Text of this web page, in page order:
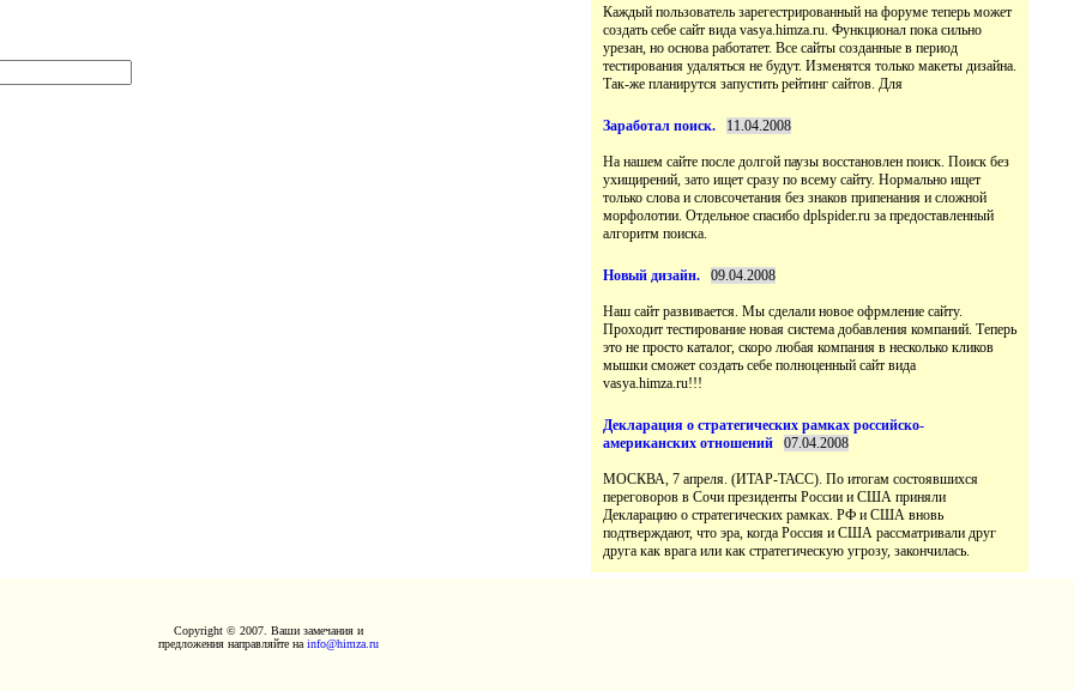
Каждый пользователь зарегестрированный на форуме теперь может
создать себе сайт вида vasya.himza.ru. Функционал пока сильно
урезан, но основа работатет. Все сайты созданные в период
тестирования удаляться не будут. Изменятся только макеты дизайна.
На нашем сайте после долгой паузы восстановлен поиск. Поиск без
ухищирений, зато ищет сразу по всему сайту. Нормально ищет
только слова и словсочетания без знаков припенания и сложной
морфолотии. Отдельное спасибо dplspider.ru за предоставленный
Наш сайт развивается. Мы сделали новое офрмление сайту.
Проходит тестирование новая система добавления компаний. Теперь
это не просто каталог, скоро любая компания в несколько кликов
мышки сможет создать себе полноценный сайт вида
vasya.himza.ru!!!
МОСКВА, 7 апреля. (ИТАР-ТАСС). По итогам состоявшихся
переговоров в Сочи президенты России и США приняли
Декларацию о стратегических рамках. РФ и США вновь
подтверждают, что эра, когда Россия и США рассматривали друг
Copyright © 2007. Ваши замечания и
предложения направляйте на